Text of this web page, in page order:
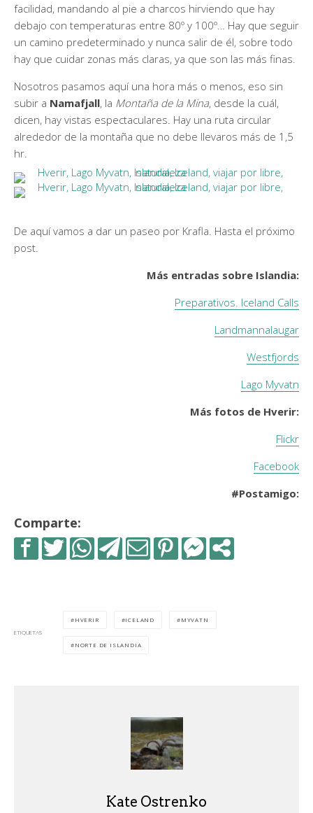
facilidad, mandando al pie a charcos hirviendo que hay
debajo con temperaturas entre 80º y 100º… Hay que seguir
un camino predeterminado y nunca salir de él, sobre todo
hay que cuidar zonas más claras, ya que son las más finas.
Nosotros pasamos aquí una hora más o menos, eso sin
subir a Namafjall, la Montaña de la Mina, desde la cuál,
dicen, hay vistas espectaculares. Hay una ruta circular
alrededor de la montaña que no debe llevaros más de 1,5
hr.
De aquí vamos a dar un paseo por Krafla. Hasta el próximo
post.
Más entradas sobre Islandia:
Preparativos. Iceland Calls
Landmannalaugar
Westfjords
Lago Myvatn
Más fotos de Hverir:
Flickr
Facebook
#Postamigo:
Comparte:
ETIQUETAS
HVERIR ICELAND MYVATN
NORTE DE ISLANDIA
Kate Ostrenko